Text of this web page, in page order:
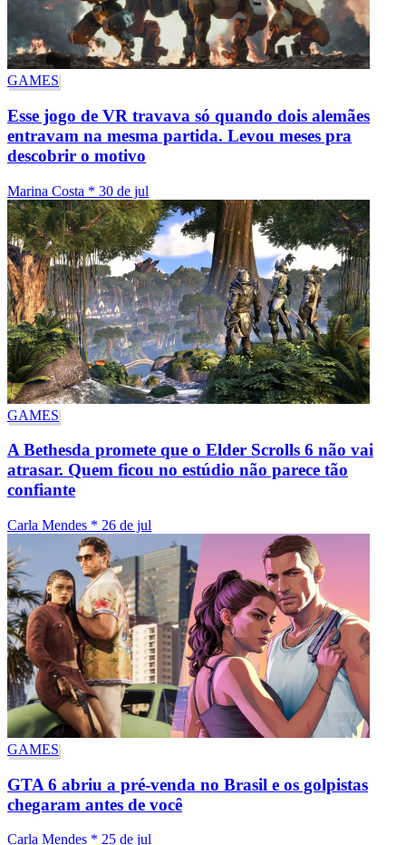
GAMES
Esse jogo de VR travava só quando dois alemães
entravam na mesma partida. Levou meses pra
descobrir o motivo
Marina Costa * 30 de jul
GAMES
A Bethesda promete que o Elder Scrolls 6 não vai
atrasar. Quem ficou no estúdio não parece tão
confiante
Carla Mendes * 26 de jul
GAMES
GTA 6 abriu a pré-venda no Brasil e os golpistas
chegaram antes de você
Carla Mendes * 25 de jul